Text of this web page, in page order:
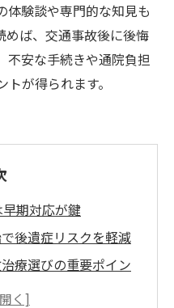
体験談や専門的な知見も
めば、交通事故後に後悔
不安な手続きや通院負担
が得られます。
期対応が鍵
後遺症リスクを軽減
療選びの重要ポイン